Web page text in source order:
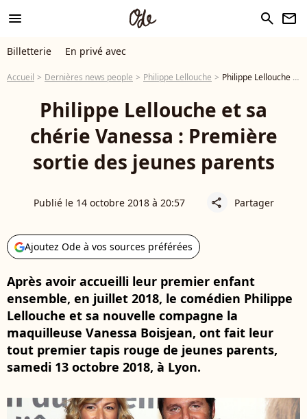
menu search newsletter
Billetterie En privé avec
Accueil Dernières news people Philippe Lellouche Philippe Lellouche et sa chérie Vanessa : Première sortie des jeunes parents
Philippe Lellouche et sa
chérie Vanessa : Première
sortie des jeunes parents
Publié le 14 octobre 2018 à 20:57 share Partager
Ajoutez Ode à vos sources préférées
Après avoir accueilli leur premier enfant
ensemble, en juillet 2018, le comédien Philippe
Lellouche et sa nouvelle compagne la
maquilleuse Vanessa Boisjean, ont fait leur
tout premier tapis rouge de jeunes parents,
samedi 13 octobre 2018, à Lyon.